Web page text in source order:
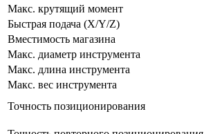
Макс. крутящий момент
Быстрая подача (X/Y/Z)
Вместимость магазина
Макс. диаметр инструмента
Макс. длина инструмента
Макс. вес инструмента
Точность позиционирования